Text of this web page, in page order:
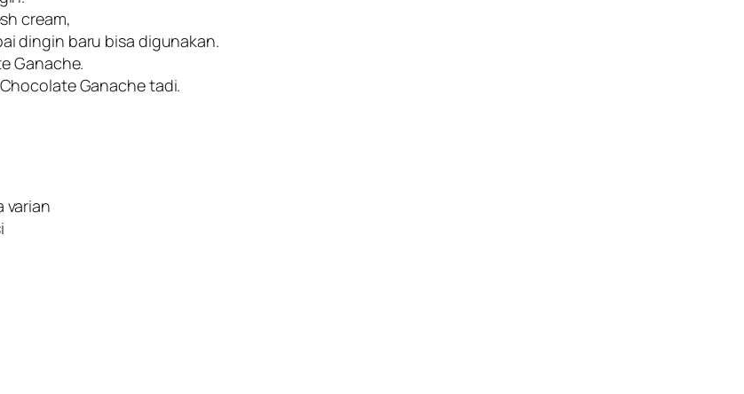
cream,
dingin baru bisa digunakan.
Ganache.
Ganache tadi.
varian